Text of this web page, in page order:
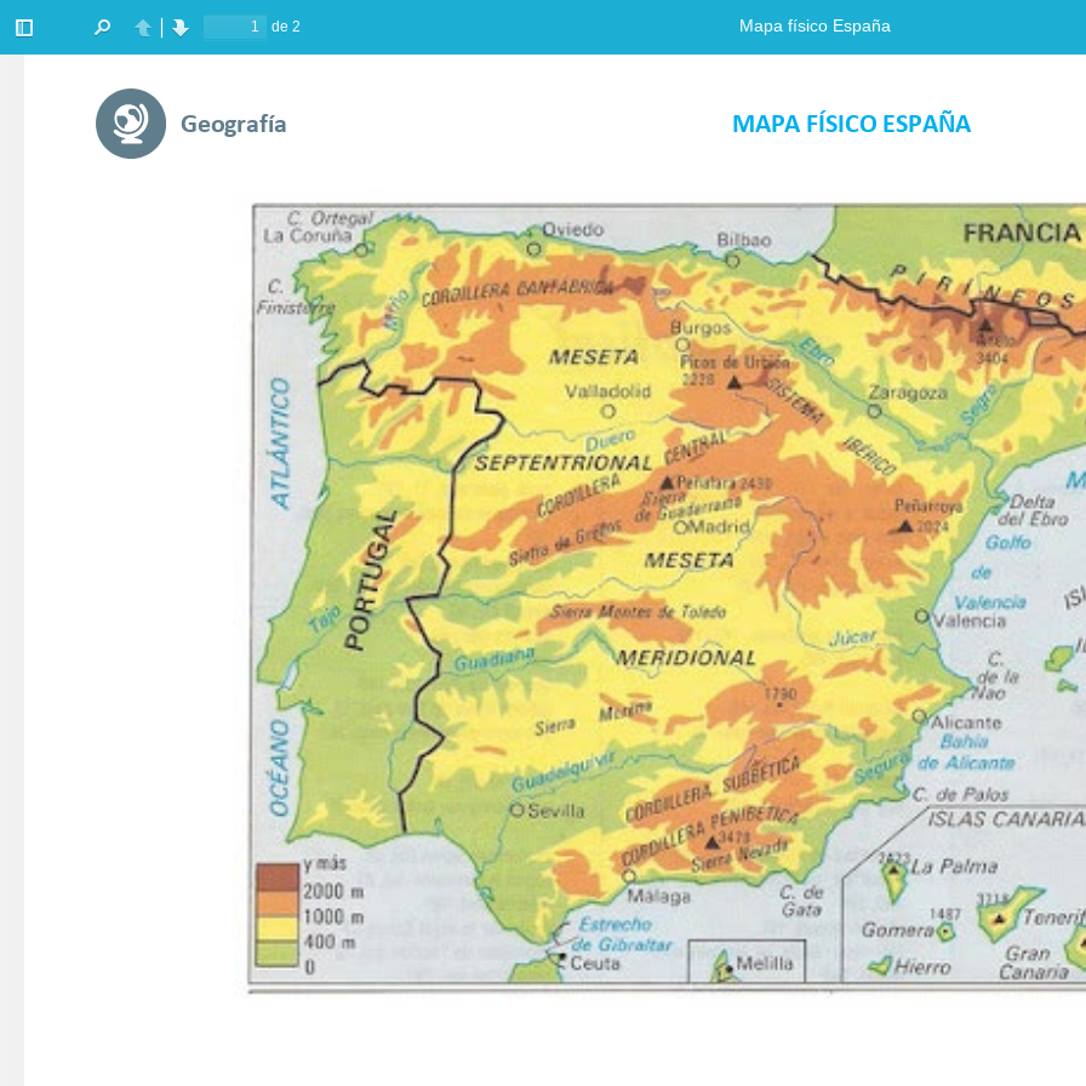
Barra
lateral
BuscarAnteriorSiguiente
de 2
Mapa físico España
Geografía
                                                                           MAPA FÍSICO ESPAÑA